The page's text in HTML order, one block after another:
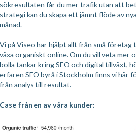
sökresultaten får du mer trafik utan att
strategi kan du skapa ett jämnt flöde av
månad.
Vi på Viseo har hjälpt allt från små
växa organiskt online. Om du vill veta mer
bolla tankar kring SEO och digital tillväxt,
erfaren SEO byrå i Stockholm finns vi här
från analys till resultat.
Case från en av våra kunder: